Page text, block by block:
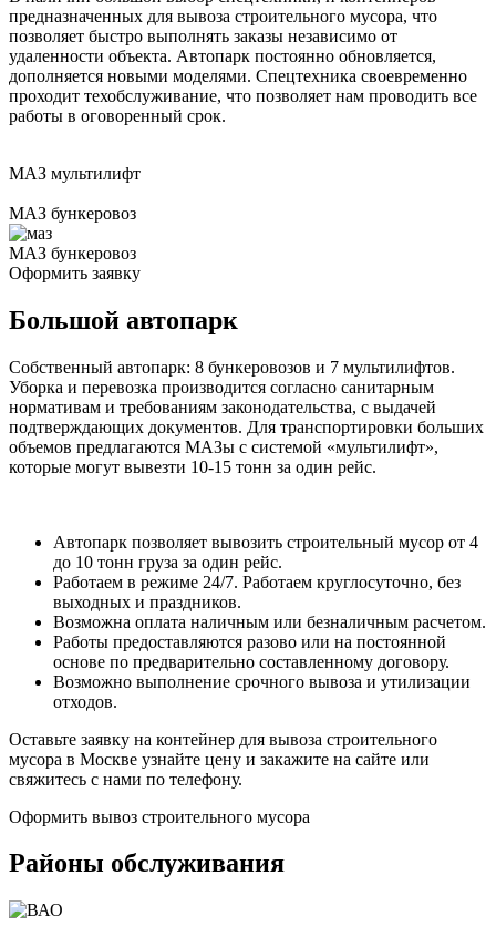
предназначенных для вывоза строительного мусора, что
позволяет быстро выполнять заказы независимо от
удаленности объекта. Автопарк постоянно обновляется,
дополняется новыми моделями. Спецтехника своевременно
проходит техобслуживание, что позволяет нам проводить все
работы в оговоренный срок.
МАЗ мультилифт
МАЗ бункеровоз
МАЗ бункеровоз
Оформить заявку
Большой автопарк
Собственный автопарк: 8 бункеровозов и 7 мультилифтов.
Уборка и перевозка производится согласно санитарным
нормативам и требованиям законодательства, с выдачей
подтверждающих документов. Для транспортировки больших
объемов предлагаются МАЗы с системой «мультилифт»,
которые могут вывезти 10-15 тонн за один рейс.
Автопарк позволяет вывозить строительный мусор от 4
до 10 тонн груза за один рейс.
Работаем в режиме 24/7. Работаем круглосуточно, без
выходных и праздников.
Возможна оплата наличным или безналичным расчетом.
Работы предоставляются разово или на постоянной
основе по предварительно составленному договору.
Возможно выполнение срочного вывоза и утилизации
отходов.
Оставьте заявку на контейнер для вывоза строительного
мусора в Москве узнайте цену и закажите на сайте или
свяжитесь с нами по телефону.
Оформить вывоз строительного мусора
Районы обслуживания